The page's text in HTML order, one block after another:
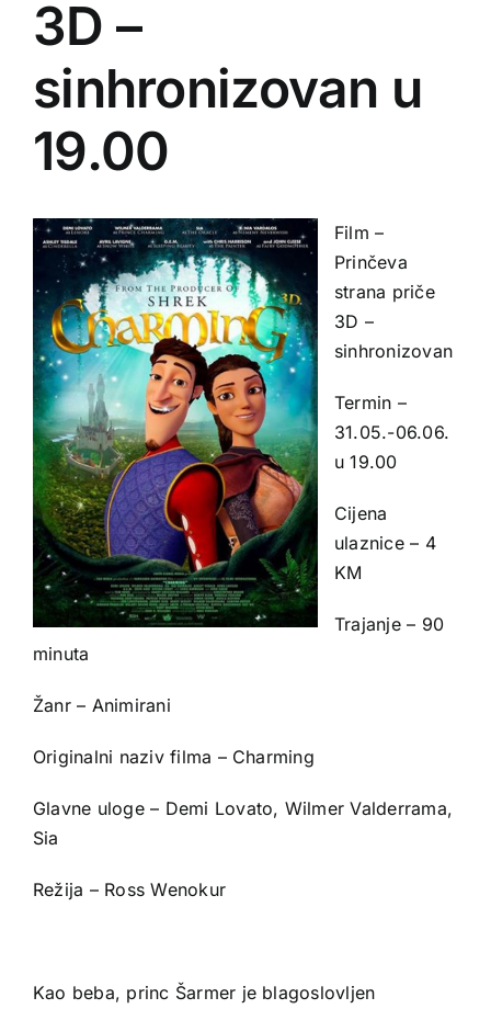
3D –
sinhronizovan u
19.00
Film –
Prinčeva
strana priče
3D –
sinhronizovan
Termin –
31.05.-06.06.
u 19.00
Cijena
ulaznice – 4
KM
Trajanje – 90
minuta
Žanr – Animirani
Originalni naziv filma – Charming
Glavne uloge – Demi Lovato, Wilmer Valderrama,
Sia
Režija – Ross Wenokur
Kao beba, princ Šarmer je blagoslovljen